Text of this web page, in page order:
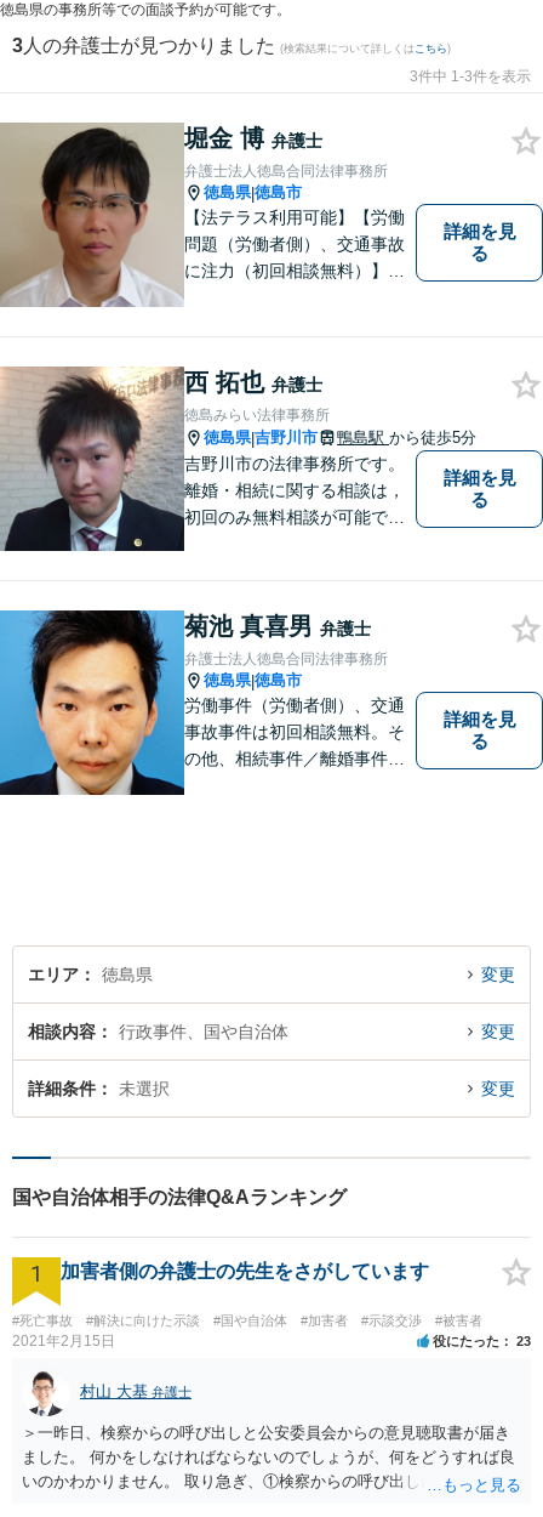
徳島県の事務所等での面談予約が可能です。
3 人の弁護士が見つかりました (検索結果について詳しくは こちら)
3件中 1-3件を表示
堀金 博 弁護士
弁護士法人徳島合同法律事務所
徳島県|徳島市
【法テラス利用可能】【労働
問題（労働者側）、交通事故
に注力（初回相談無料）】市
務整理など）を中心に、社会
的事件にも対応いたします。
お気軽にご相談ください。
詳細を見
る
西 拓也 弁護士
徳島みらい法律事務所
徳島県|吉野川市 鴨島駅 から徒歩5分
吉野川市の法律事務所です。
離婚・相続に関する相談は，
初回のみ無料相談が可能です
詳細を見
る
菊池 真喜男 弁護士
弁護士法人徳島合同法律事務所
徳島県|徳島市
労働事件（労働者側）、交通
事故事件は初回相談無料。そ
の他、相続事件／離婚事件／
詳細を見
る
エリア 徳島県 変更
相談内容 行政事件、国や自治体 変更
詳細条件 未選択 変更
国や自治体相手の法律Q&Aランキング
1 加害者側の弁護士の先生をさがしています
#死亡事故 #解決に向けた示談 #国や自治体 #加害者 #示談交渉 #被害者
2021年2月15日 役にたった 23
村山 大基 弁護士
＞一昨日、検察からの呼び出しと公安委員会からの意見聴取書が届き
ました。 何かをしなければならないのでしょうが、何をどうすれば良
いのかわかりません。 取り急ぎ、①検察からの呼び出しにはきちんと